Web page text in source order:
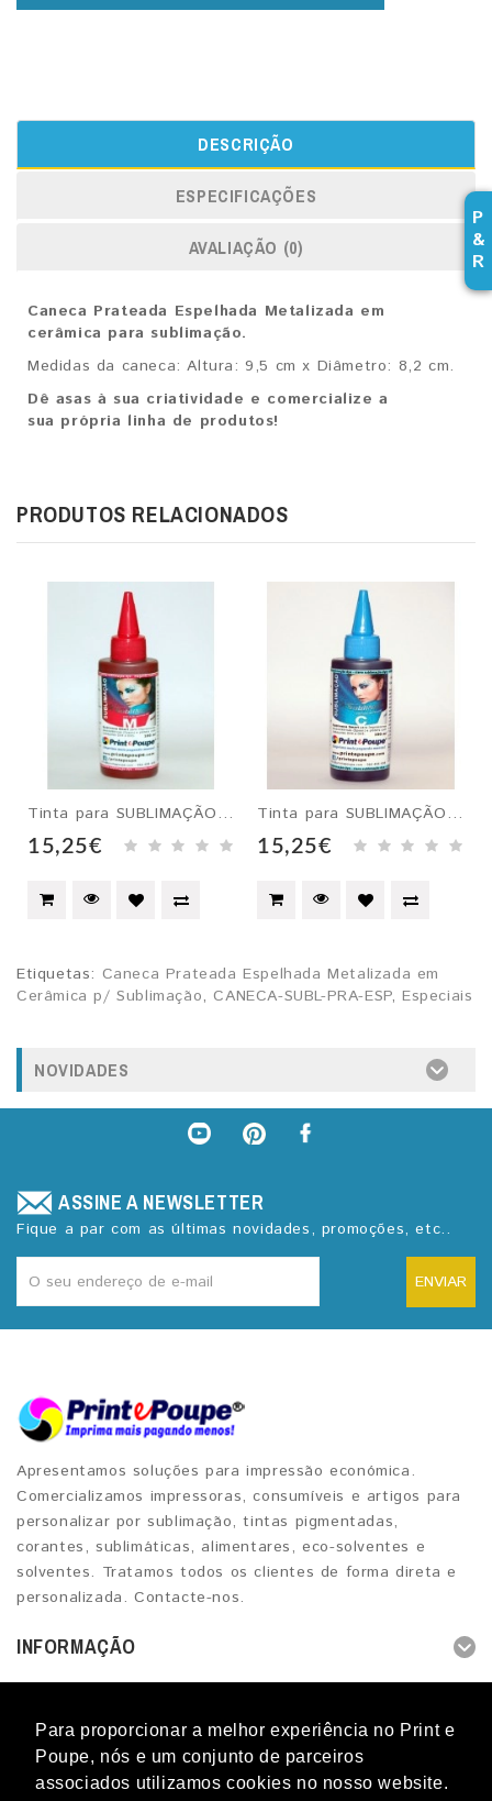
Para proporcionar a melhor experiência no Print e
Poupe, nós e um conjunto de parceiros
associados utilizamos cookies no nosso website.
DESCRIÇÃO
ESPECIFICAÇÕES
AVALIAÇÃO (0)
Caneca Prateada Espelhada Metalizada em
cerâmica para sublimação.
Medidas da caneca: Altura: 9,5 cm x Diâmetro: 8,2 cm.
Dê asas à sua criatividade e comercialize a
sua própria linha de produtos!
PRODUTOS RELACIONADOS
Tinta para SUBLIMAÇÃO p/ Epson, Magenta - 100 ml
15,25€
Tinta para SUBLIMAÇÃO p/ Epson, Ciano - 100 ml
15,25€
Etiquetas: Caneca Prateada Espelhada Metalizada em
Cerâmica p/ Sublimação,CANECA-SUBL-PRA-ESP,Especiais
NOVIDADES
ASSINE A NEWSLETTER
Fique a par com as últimas novidades, promoções, etc..
ENVIAR
Apresentamos soluções para impressão económica.
Comercializamos impressoras, consumíveis e artigos para
personalizar por sublimação, tintas pigmentadas,
corantes, sublimáticas, alimentares, eco-solventes e
solventes. Tratamos todos os clientes de forma direta e
personalizada. Contacte-nos.
INFORMAÇÃO
CONTACTOS
P
&
R